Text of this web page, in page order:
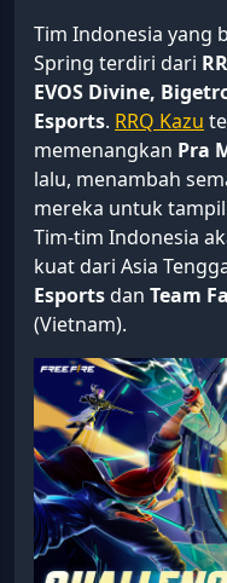
Tim Indonesia yang
Spring terdiri dari
EVOS Divine,
Esports. RRQ Kazu
memenangkan Pra
lalu, menambah
mereka untuk
Tim-tim Indonesia
kuat dari Asia
Esportsdan Team
(Vietnam).